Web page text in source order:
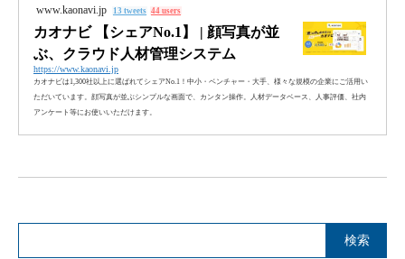
www.kaonavi.jp 13 tweets 44 users
カオナビ 【シェアNo.1】 | 顔写真が並
ぶ、クラウド人材管理システム
https://www.kaonavi.jp
カオナビは1,300社以上に選ばれてシェアNo.1！中小・ベンチャー・大手、様々な規模の企業にご活用い
ただいています。顔写真が並ぶシンプルな画面で、カンタン操作。人材データベース、人事評価、社内
アンケート等にお使いいただけます。